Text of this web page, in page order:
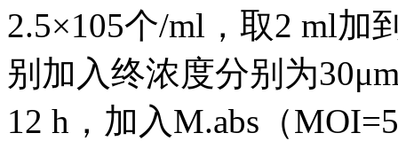
2.5×105个/ml，取2 ml加
别加入终浓度分别为
12 h，加入M.abs（